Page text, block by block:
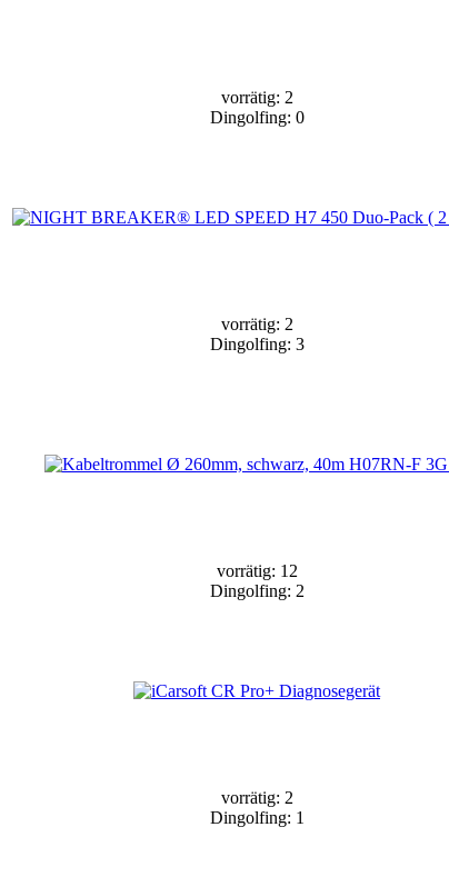
vorrätig: 2
Dingolfing: 0
vorrätig: 2
Dingolfing: 3
vorrätig: 12
Dingolfing: 2
vorrätig: 2
Dingolfing: 1